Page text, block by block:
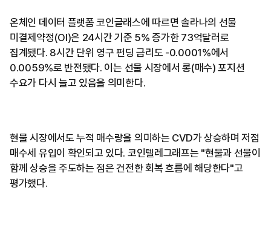
온체인 데이터 플랫폼 코인글래스에 따르면 솔라나의 선물
미결제약정(OI)은 24시간 기준 5% 증가한 73억달러로
집계됐다. 8시간 단위 영구 펀딩 금리도 -0.0001%에서
0.0059%로 반전됐다. 이는 선물 시장에서 롱(매수) 포지션
수요가 다시 늘고 있음을 의미한다.
현물 시장에서도 누적 매수량을 의미하는 CVD가 상승하며 저점
매수세 유입이 확인되고 있다. 코인텔레그래프는 "현물과 선물이
함께 상승을 주도하는 점은 건전한 회복 흐름에 해당한다"고
평가했다.